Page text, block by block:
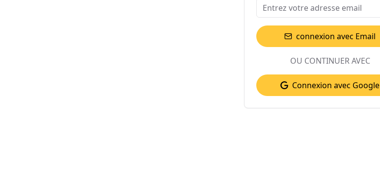
connexion avec Email
OU CONTINUER AVEC
Connexion avec Google